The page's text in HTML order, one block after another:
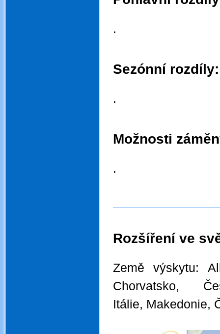
.
Sezónní rozdíly:
.
Možnosti
.
Rozšíření ve
Země výskytu:
Chorvatsko,
Itálie, Makedonie,